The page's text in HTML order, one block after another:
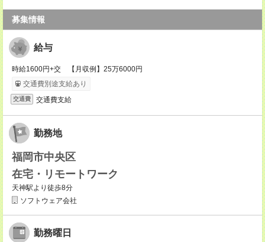
募集情報
給与
時給1600円+交 【月収例】25万6000円
交通費別途支給あり
交通費 交通費支給
勤務地
福岡市中央区
在宅・リモートワーク
天神駅より徒歩8分
ソフトウェア会社
勤務曜日